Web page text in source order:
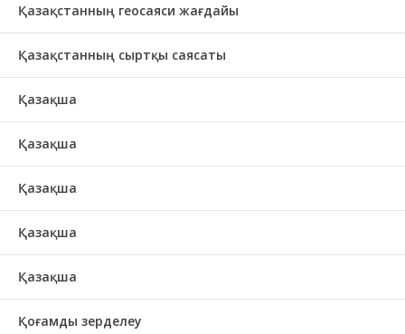
Қазақстанның геосаяси жағдайы
Қазақстанның сыртқы саясаты
Қазақша
Қазақша
Қазақша
Қазақша
Қазақша
Қоғамды зерделеу